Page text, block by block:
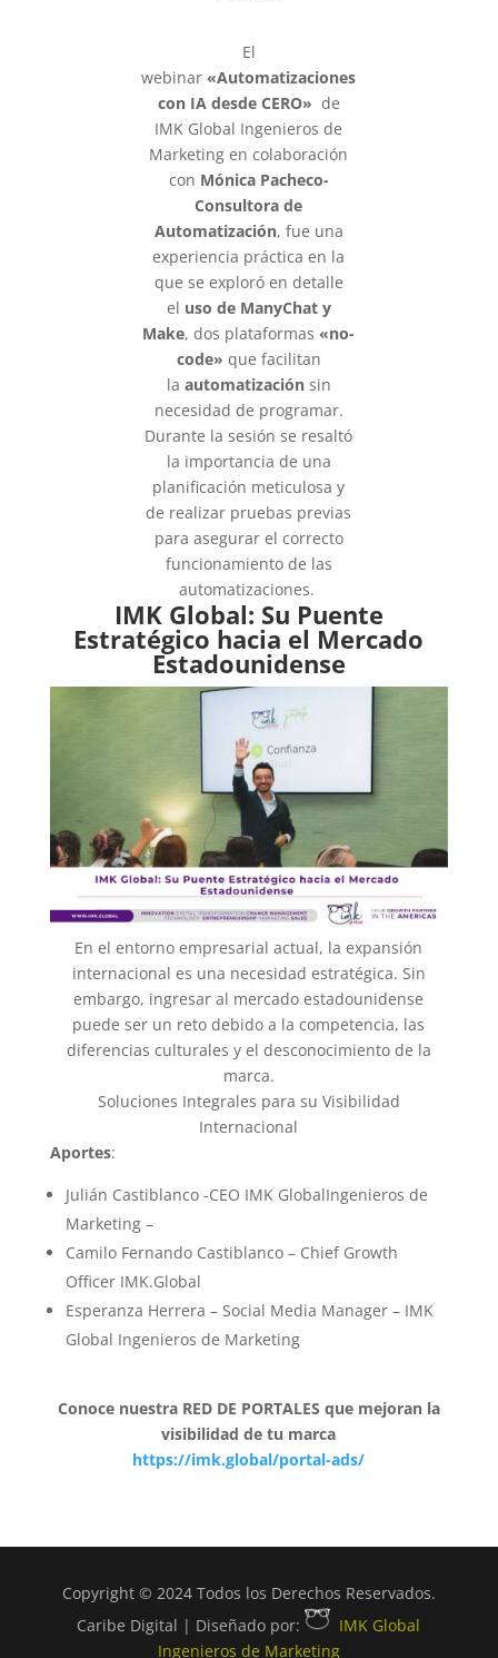
El
webinar «Automatizaciones
con IA desde CERO» de
IMK Global Ingenieros de
Marketing en colaboración
con Mónica Pacheco-
Consultora de
Automatización, fue una
experiencia práctica en la
que se exploró en detalle
el uso de ManyChat y
Make, dos plataformas «no-
code» que facilitan
la automatizaciónsin
necesidad de programar.
Durante la sesión se resaltó
la importancia de una
planificación meticulosa y
de realizar pruebas previas
para asegurar el correcto
funcionamiento de las
automatizaciones.
IMK Global: Su Puente
Estratégico hacia el Mercado
Estadounidense
En el entorno empresarial actual, la expansión
internacional es una necesidad estratégica. Sin
embargo, ingresar al mercado estadounidense
puede ser un reto debido a la competencia, las
diferencias culturales y el desconocimiento de la
marca.
Soluciones Integrales para su Visibilidad
Internacional
Aportes:
Julián Castiblanco -CEO IMK GlobalIngenieros de
Marketing –
Camilo Fernando Castiblanco – Chief Growth
Officer IMK.Global
Esperanza Herrera – Social Media Manager – IMK
Global Ingenieros de Marketing
Conoce nuestra RED DE PORTALES que mejoran la
visibilidad de tu marca
https://imk.global/portal-ads/
Copyright © 2024 Todos los Derechos Reservados.
Caribe Digital | Diseñado por:
IMK Global
Ingenieros de Marketing